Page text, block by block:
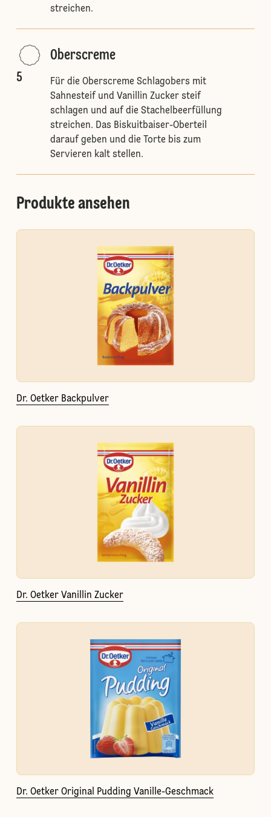
streichen.
5
Oberscreme
Für die Oberscreme Schlagobers mit
Sahnesteif und Vanillin Zucker steif
schlagen und auf die Stachelbeerfüllung
streichen. Das Biskuitbaiser-Oberteil
darauf geben und die Torte bis zum
Servieren kalt stellen.
Produkte ansehen
Dr. Oetker Backpulver
Dr. Oetker Vanillin Zucker
Dr. Oetker Original Pudding Vanille-Geschmack